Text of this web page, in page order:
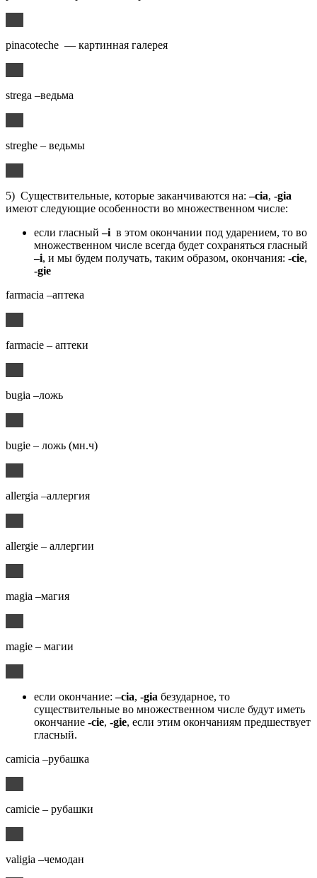
pinacoteche — картинная галерея
strega –ведьма
streghe – ведьмы
5) Существительные, которые заканчиваются на:–cia, -gia
имеют следующие особенности во множественном числе:
если гласный–i в этом окончании под ударением, то во
множественном числе всегда будет сохраняться гласный
–i, и мы будем получать, таким образом, окончания: -cie,
-gie
farmacia –аптека
farmacie – аптеки
bugia –ложь
bugie – ложь (мн.ч)
allergia –аллергия
allergie – аллергии
magia –магия
magie – магии
если окончание:–cia, -gia безударное, то
существительные во множественном числе будут иметь
окончание -cie, -gie, если этим окончаниям предшествует
гласный.
camicia –рубашка
camicie – рубашки
valigia –чемодан